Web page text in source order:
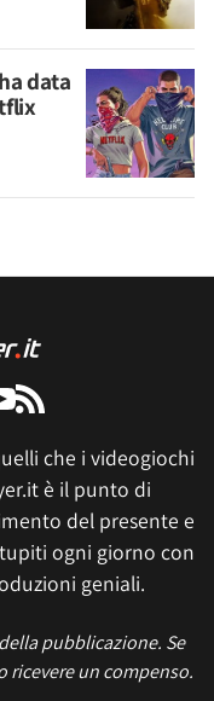
data
che i videogiochi
è il punto di
del presente e
ogni giorno con
geniali.
pubblicazione. Se
ricevere un compenso.